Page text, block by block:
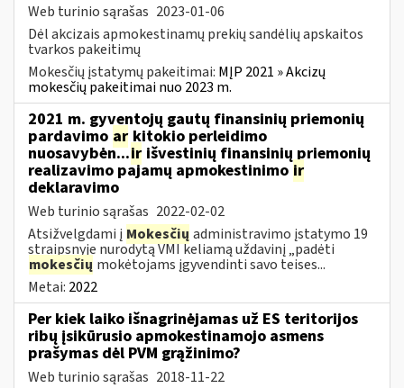
Web turinio sąrašas 2023-01-06
Dėl akcizais apmokestinamų prekių sandėlių apskaitos
tvarkos pakeitimų
Mokesčių įstatymų pakeitimai: MĮP 2021 » Akcizų
mokesčių pakeitimai nuo 2023 m.
2021 m. gyventojų gautų finansinių priemonių
pardavimo ar kitokio perleidimo
nuosavybėn...ir išvestinių finansinių priemonių
realizavimo pajamų apmokestinimo ir
deklaravimo
Web turinio sąrašas 2022-02-02
Atsižvelgdami į Mokesčių administravimo įstatymo 19
straipsnyje nurodytą VMI keliamą uždavinį „padėti
mokesčių mokėtojams įgyvendinti savo teises...
Metai: 2022
Per kiek laiko išnagrinėjamas už ES teritorijos
ribų įsikūrusio apmokestinamojo asmens
prašymas dėl PVM grąžinimo?
Web turinio sąrašas 2018-11-22